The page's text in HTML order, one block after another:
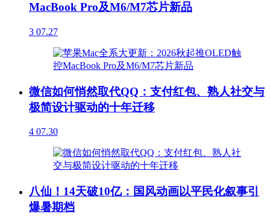
MacBook Pro及M6/M7芯片新品
3 07.27
微信如何悄然取代QQ：支付红包、熟人社交与
极简设计驱动的十年迁移
4 07.30
八仙！14天破10亿：国风动画以平民化叙事引
爆暑期档